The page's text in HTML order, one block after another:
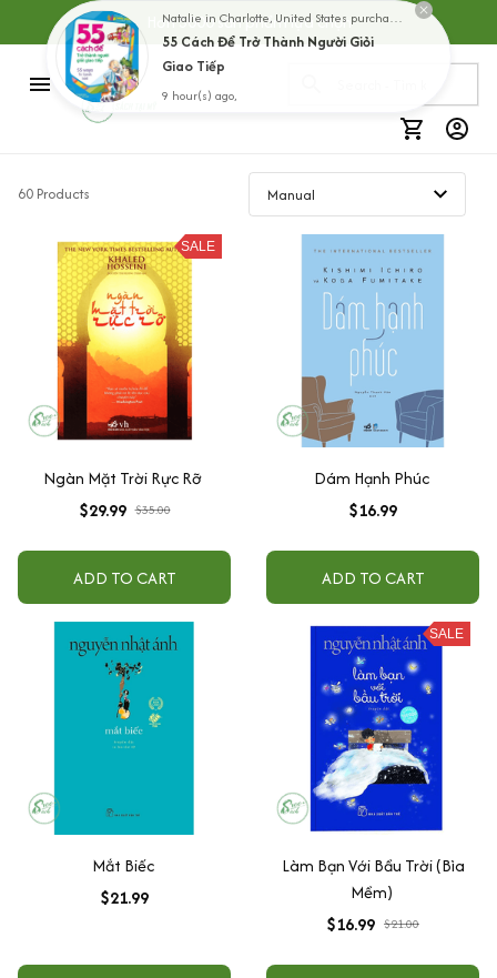
Hơn 5000 sản phẩm lựa chọn
60 Products
SALE
Ngàn Mặt Trời Rực Rỡ
$29.99 $35.00
ADD TO CART
Dám Hạnh Phúc
$16.99
ADD TO CART
Mắt Biếc
$21.99
SALE
Làm Bạn Với Bầu Trời (Bìa
Mềm)
$16.99 $21.00
Natalie in Charlotte, United States purchased a
55 Cách Để Trở Thành Người Giỏi
Giao Tiếp
9 hour(s) ago,